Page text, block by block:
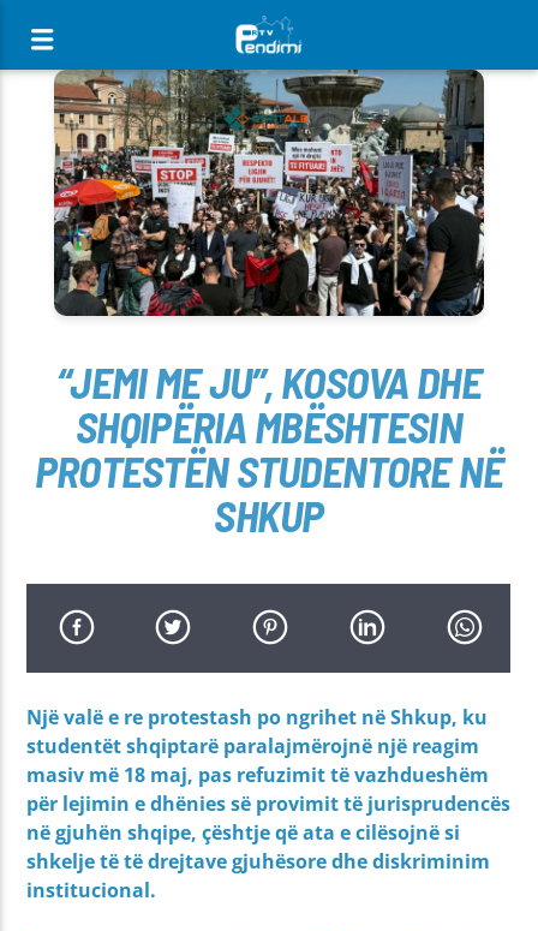
[There are no radio stations in the database]
“JEMI ME JU”, KOSOVA DHE
SHQIPËRIA MBËSHTESIN
PROTESTËN STUDENTORE NË
SHKUP
Një valë e re protestash po ngrihet në Shkup, ku
studentët shqiptarë paralajmërojnë një reagim
masiv më 18 maj, pas refuzimit të vazhdueshëm
për lejimin e dhënies së provimit të jurisprudencës
në gjuhën shqipe, çështje që ata e cilësojnë si
shkelje të të drejtave gjuhësore dhe diskriminim
institucional.